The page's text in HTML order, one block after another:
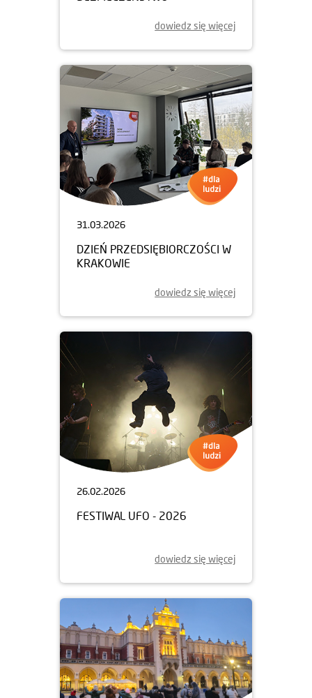
dowiedz się więcej
31.03.2026
DZIEŃ PRZEDSIĘBIORCZOŚCI W
KRAKOWIE
dowiedz się więcej
26.02.2026
FESTIWAL UFO - 2026
dowiedz się więcej